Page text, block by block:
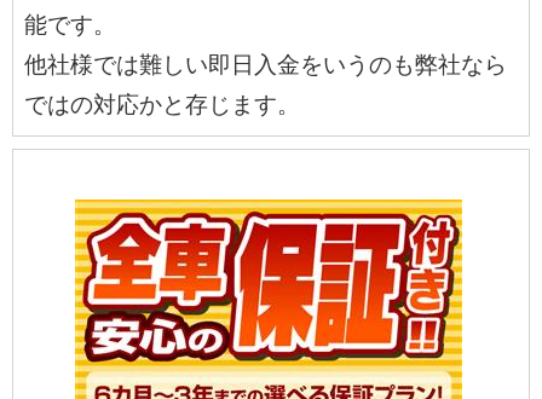
能です。
他社様では難しい即日入金をいうのも弊社なら
ではの対応かと存じます。